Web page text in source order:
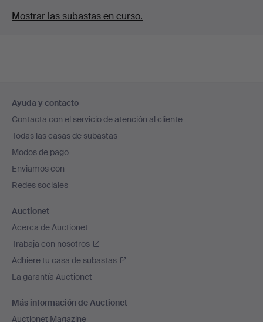
Mostrar las subastas en curso.
en
el
pie
de
página
Ayuda y contacto
Contacta con el servicio de atención al cliente
Todas las casas de subastas
Modos de pago
Enviamos con
Redes sociales
Auctionet
Acerca de Auctionet
Trabaja con nosotros
Adhiere tu casa de subastas
La garantía Auctionet
Más información de Auctionet
Auctionet Magazine